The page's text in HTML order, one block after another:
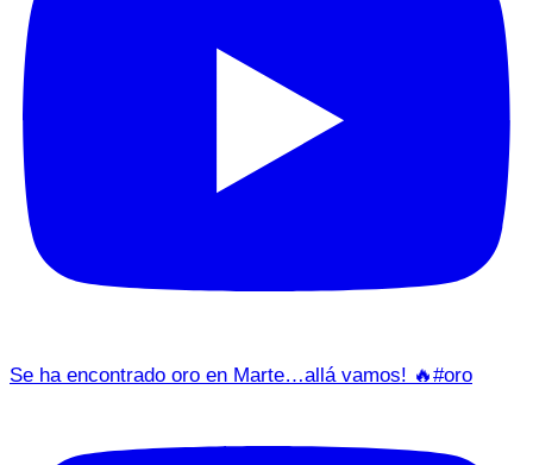
Se ha encontrado oro en Marte…allá vamos! 🔥#oro